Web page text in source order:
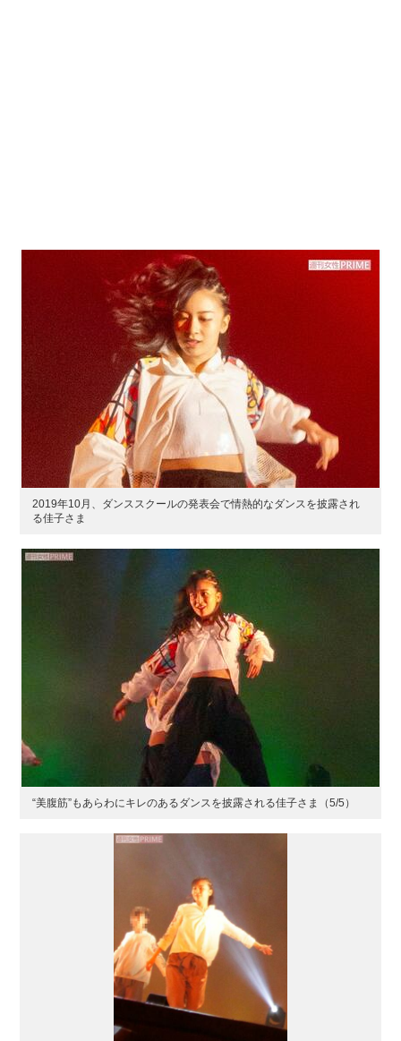
2019年10月、ダンススクールの発表会で情熱的なダンスを披露され
る佳子さま
“美腹筋”もあらわにキレのあるダンスを披露される佳子さま（5/5）